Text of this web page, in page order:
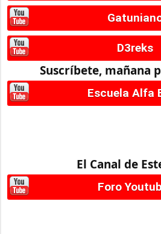
D3reks
Suscríbete, mañana
Escuela Alfa
El Canal de
Foro